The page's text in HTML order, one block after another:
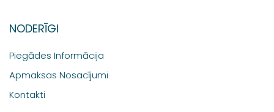
NODERĪGI
Piegādes Informācija
Apmaksas Nosacījumi
Kontakti